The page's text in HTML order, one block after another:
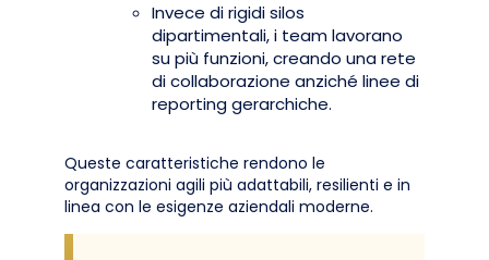
Invece di rigidi silos
dipartimentali, i team lavorano
su più funzioni, creando una rete
di collaborazione anziché linee di
reporting gerarchiche.
Queste caratteristiche rendono le
organizzazioni agili più adattabili, resilienti e in
linea con le esigenze aziendali moderne.